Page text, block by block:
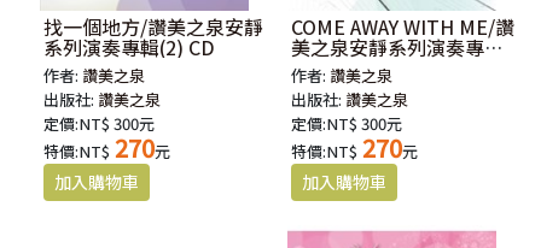
找一個地方/讚美之泉安靜
系列演奏專輯(2) CD
作者: 讚美之泉
出版社: 讚美之泉
定價:NT$ 300元
特價:NT$ 270元
COME AWAY WITH ME/讚
美之泉安靜系列演奏專輯
(1) CD
作者: 讚美之泉
出版社: 讚美之泉
定價:NT$ 300元
特價:NT$ 270元